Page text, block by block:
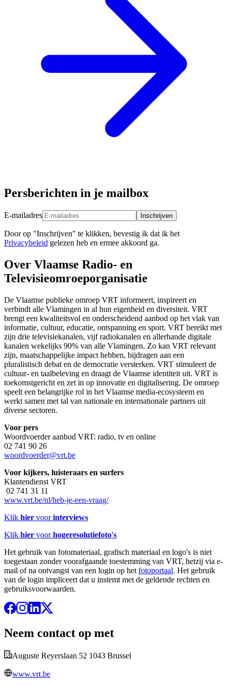
Persberichten in je mailbox
E-mailadres Inschrijven
Door op "Inschrijven" te klikken, bevestig ik dat ik het
Privacybeleid gelezen heb en ermee akkoord ga.
Over Vlaamse Radio- en
Televisieomroeporganisatie
De Vlaamse publieke omroep VRT informeert, inspireert en
verbindt alle Vlamingen in al hun eigenheid en diversiteit. VRT
brengt een kwaliteitsvol en onderscheidend aanbod op het vlak van
informatie, cultuur, educatie, ontspanning en sport. VRT bereikt met
zijn drie televisiekanalen, vijf radiokanalen en allerhande digitale
kanalen wekelijks 90% van alle Vlamingen. Zo kan VRT relevant
zijn, maatschappelijke impact hebben, bijdragen aan een
pluralistisch debat en de democratie versterken. VRT stimuleert de
cultuur- en taalbeleving en draagt de Vlaamse identiteit uit. VRT is
toekomstgericht en zet in op innovatie en digitalisering. De omroep
speelt een belangrijke rol in het Vlaamse media-ecosysteem en
werkt samen met tal van nationale en internationale partners uit
diverse sectoren.
Voor pers
Woordvoerder aanbod VRT: radio, tv en online
02 741 90 26
woordvoerder@vrt.be
Voor kijkers, luisteraars en surfers
Klantendienst VRT
02 741 31 11
www.vrt.be/nl/heb-je-een-vraag/
Klik hier voorinterviews
Klik hier voorhogeresolutiefoto's
Het gebruik van fotomateriaal, grafisch materiaal en logo's is niet
toegestaan zonder voorafgaande toestemming van VRT, hetzij via e-
mail of na ontvangst van een login op het fotoportaal. Het gebruik
van de login impliceert dat u instemt met de geldende rechten en
gebruiksvoorwaarden.
Neem contact op met
Auguste Reyerslaan 52 1043 Brussel
www.vrt.be